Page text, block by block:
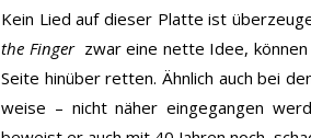
Kein Lied auf dieser Platte ist
the Fingerzwar eine nette Idee, können
Seite hinüber retten. Ähnlich auch bei
weise – nicht näher eingegangen